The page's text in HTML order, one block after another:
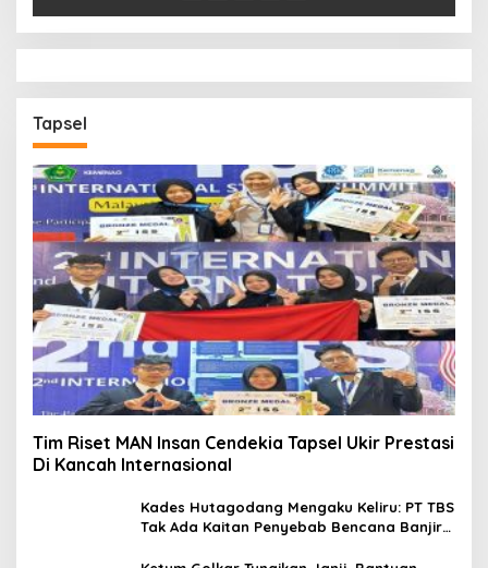
Tapsel
Tim Riset MAN Insan Cendekia Tapsel Ukir Prestasi
Di Kancah Internasional
Kades Hutagodang Mengaku Keliru: PT TBS
Tak Ada Kaitan Penyebab Bencana Banjir